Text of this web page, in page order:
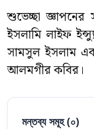
শুভেচ্ছা
ইসলামি লাইফ
সামসুল ইসলাম
আলমগীর কবির।
মন্তব্য সমূহ (০)